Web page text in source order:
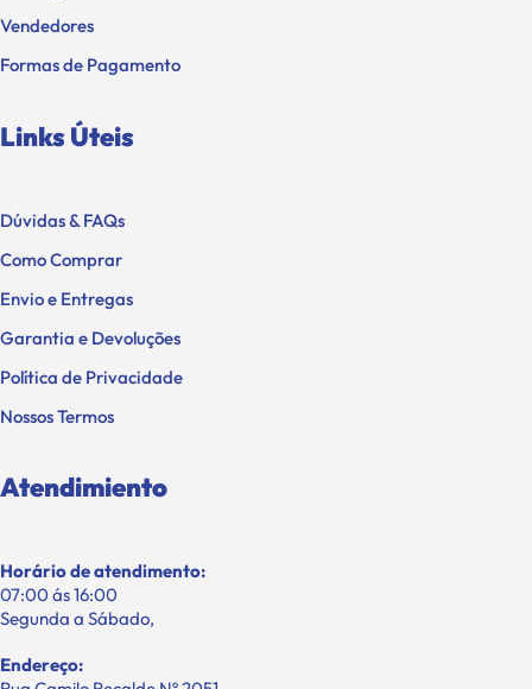
Vendedores
Formas de Pagamento
Links Úteis
Dúvidas & FAQs
Como Comprar
Envio e Entregas
Garantia e Devoluções
Política de Privacidade
Nossos Termos
Atendimiento
Horário de atendimento:
07:00 ás 16:00
Segunda a Sábado,
Endereço: